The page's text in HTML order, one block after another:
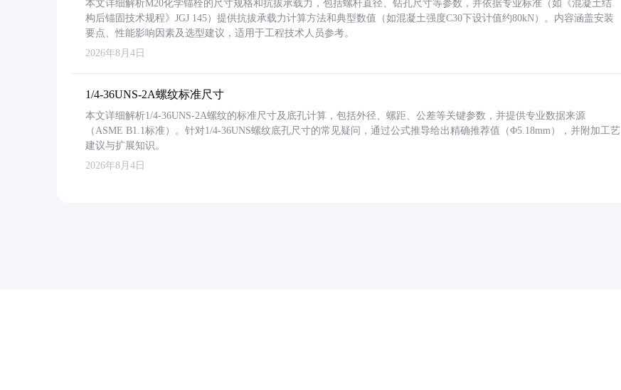
本文详细解析M20化学锚栓的尺寸规格和抗拔承载力，包括螺杆直径、钻孔尺寸等参数，并依据专业标准（如《混凝土结
构后锚固技术规程》JGJ 145）提供抗拔承载力计算方法和典型数值（如混凝土强度C30下设计值约80kN）。内容涵盖安装
要点、性能影响因素及选型建议，适用于工程技术人员参考。
2026年8月4日
1/4-36UNS-2A螺纹标准尺寸
本文详细解析1/4-36UNS-2A螺纹的标准尺寸及底孔计算，包括外径、螺距、公差等关键参数，并提供专业数据来源
（ASME B1.1标准）。针对1/4-36UNS螺纹底孔尺寸的常见疑问，通过公式推导给出精确推荐值（Φ5.18mm），并附加工艺
建议与扩展知识。
2026年8月4日